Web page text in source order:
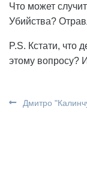
Что может
Убийства?
P.S. Кстати, что
этому вопросу?
Дмитро